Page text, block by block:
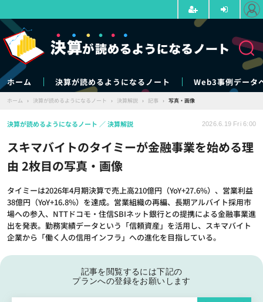
ホーム 決算が読めるようになるノート Web3事例データ
ホーム › 決算が読めるようになるノート › 決算解説 › 記事 › 写真・画像
スキマバイトのタイミーが金融事業を始める理
由 2枚目の写真・画像
タイミーは2026年4月期決算で売上高210億円（YoY+27.6%）、営業利益
38億円（YoY+16.8%）を達成。営業組織の再編、長期アルバイト採用市
場への参入、NTTドコモ・住信SBIネット銀行との提携による金融事業進
出を発表。勤務実績データという「信頼資産」を活用し、スキマバイト
企業から「働く人の信用インフラ」への進化を目指している。
決算が読めるようになるノート 決算解説 2026.6.19 Fri 6:00
記事を閲覧するには下記の
プランへの登録をお願いします